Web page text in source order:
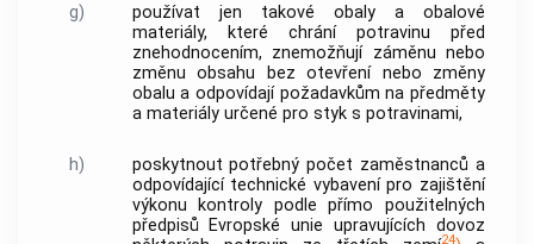
g)
používat jen takové obaly a obalové
materiály, které chrání potravinu před
znehodnocením, znemožňují záměnu nebo
změnu obsahu bez otevření nebo změny
obalu a odpovídají požadavkům na předměty
a materiály určené pro styk s potravinami,
h)
poskytnout potřebný počet zaměstnanců a
odpovídající technické vybavení pro zajištění
výkonu kontroly podle přímo použitelných
předpisů Evropské unie upravujících dovoz
24